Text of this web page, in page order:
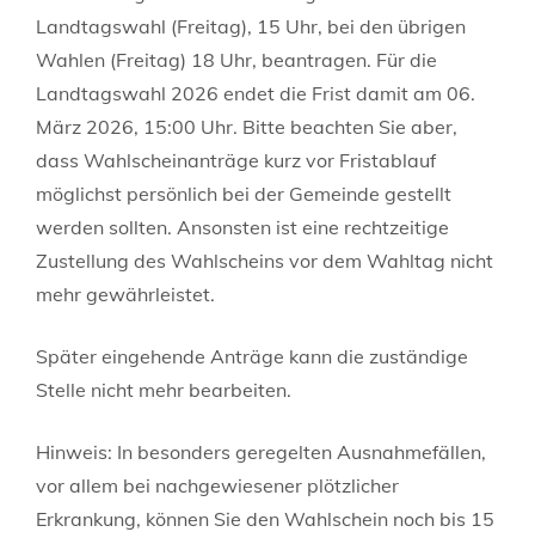
Landtagswahl (Freitag), 15 Uhr, bei den übrigen
Wahlen (Freitag) 18 Uhr, beantragen. Für die
Landtagswahl 2026 endet die Frist damit am 06.
März 2026, 15:00 Uhr. Bitte beachten Sie aber,
dass Wahlscheinanträge kurz vor Fristablauf
möglichst persönlich bei der Gemeinde gestellt
werden sollten. Ansonsten ist eine rechtzeitige
Zustellung des Wahlscheins vor dem Wahltag nicht
mehr gewährleistet.
Später eingehende Anträge kann die zuständige
Stelle nicht mehr bearbeiten.
Hinweis: In besonders geregelten Ausnahmefällen,
vor allem bei nachgewiesener plötzlicher
Erkrankung, können Sie den Wahlschein noch bis 15